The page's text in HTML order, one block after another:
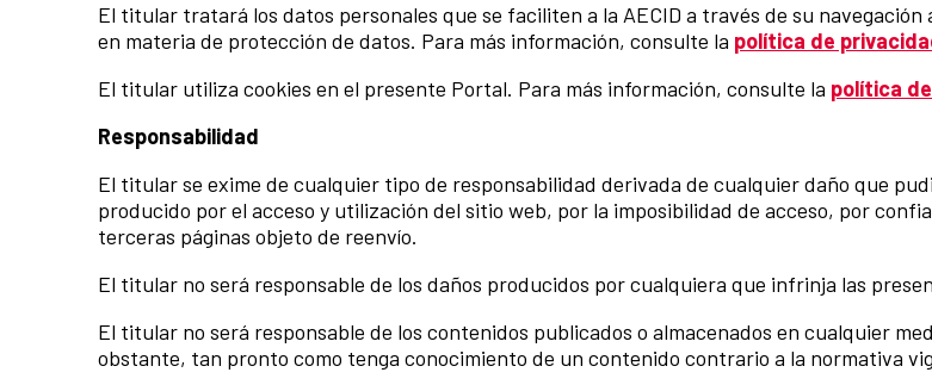
El titular tratará los datos personales que se faciliten a la AECID a través de su
en materia de protección de datos. Para más información, consulte la política de
El titular utiliza cookies en el presente Portal. Para más información, consulte la política
Responsabilidad
El titular se exime de cualquier tipo de responsabilidad derivada de cualquier daño que
producido por el acceso y utilización del sitio web, por la imposibilidad de acceso, por
terceras páginas objeto de reenvío.
El titular no será responsable de los daños producidos por cualquiera que infrinja las
El titular no será responsable de los contenidos publicados o almacenados en cualquier
obstante, tan pronto como tenga conocimiento de un contenido contrario a la normativa